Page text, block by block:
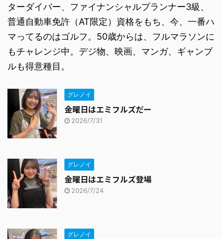
ターダイバー、ファイナンシャルプランナー3級、
普通自動車免許（AT限定）資格をもち、今、一番ハ
マってるのはゴルフ。50歳からは、フルマラソンに
もチャレンジ中。デジ物、映画、マンガ、ギャンブ
ルも得意種目。
グレノイ
金曜日はエミフルズだー
2026/7/31
グレノイ
金曜日はエミフルズ登場
2026/7/24
グレノイ